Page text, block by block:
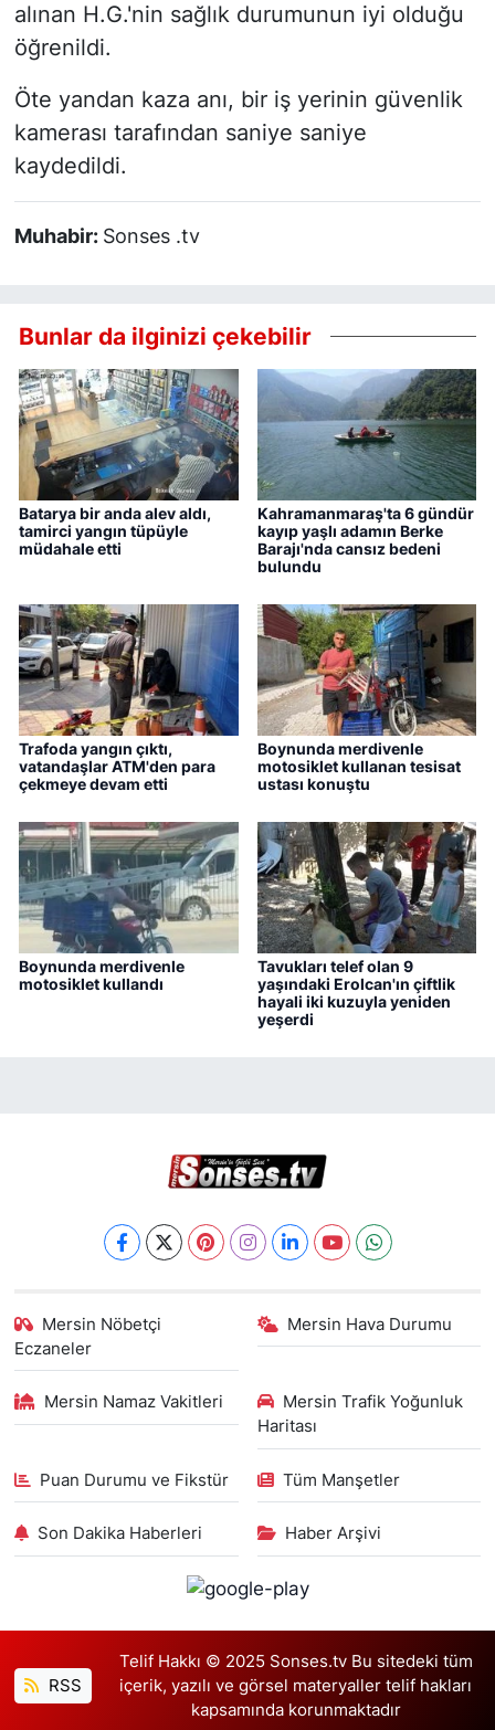
alınan H.G.'nin sağlık durumunun iyi olduğu
öğrenildi.
Öte yandan kaza anı, bir iş yerinin güvenlik
kamerası tarafından saniye saniye
kaydedildi.
Muhabir: Sonses .tv
Bunlar da ilginizi çekebilir
Batarya bir anda alev aldı,
tamirci yangın tüpüyle
müdahale etti
Kahramanmaraş'ta 6 gündür
kayıp yaşlı adamın Berke
Barajı'nda cansız bedeni
bulundu
Trafoda yangın çıktı,
vatandaşlar ATM'den para
çekmeye devam etti
Boynunda merdivenle
motosiklet kullanan tesisat
ustası konuştu
Boynunda merdivenle
motosiklet kullandı
Tavukları telef olan 9
yaşındaki Erolcan'ın çiftlik
hayali iki kuzuyla yeniden
yeşerdi
Mersin Nöbetçi
Eczaneler
Mersin Hava Durumu
Mersin Namaz Vakitleri
Mersin Trafik Yoğunluk
Haritası
Puan Durumu ve Fikstür Tüm Manşetler
Son Dakika Haberleri Haber Arşivi
RSS
Telif Hakkı © 2025 Sonses.tv Bu sitedeki tüm
içerik, yazılı ve görsel materyaller telif hakları
kapsamında korunmaktadır